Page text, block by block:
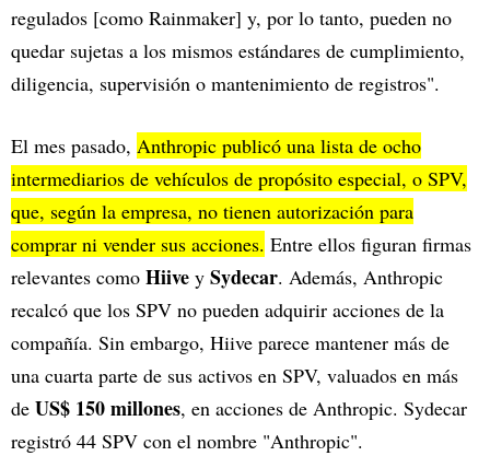
regulados [como Rainmaker] y, por lo tanto, pueden no
quedar sujetas a los mismos estándares de cumplimiento,
diligencia, supervisión o mantenimiento de registros".
El mes pasado, Anthropic publicó una lista de ocho
intermediarios de vehículos de propósito especial, o SPV,
que, según la empresa, no tienen autorización para
comprar ni vender sus acciones. Entre ellos figuran firmas
relevantes como Hiive y Sydecar. Además, Anthropic
recalcó que los SPV no pueden adquirir acciones de la
compañía. Sin embargo, Hiive parece mantener más de
una cuarta parte de sus activos en SPV, valuados en más
de US$ 150 millones, en acciones de Anthropic. Sydecar
registró 44 SPV con el nombre "Anthropic".